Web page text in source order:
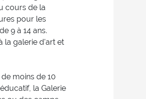
cours de la
pour les
9 à 14 ans.
la galerie d'art et
moins de 10
la Galerie